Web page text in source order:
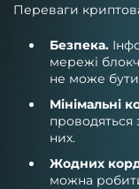
Переваги
Безпека.
мережі
не може бути
Мінімальні
проводяться
них.
Жодних
можна